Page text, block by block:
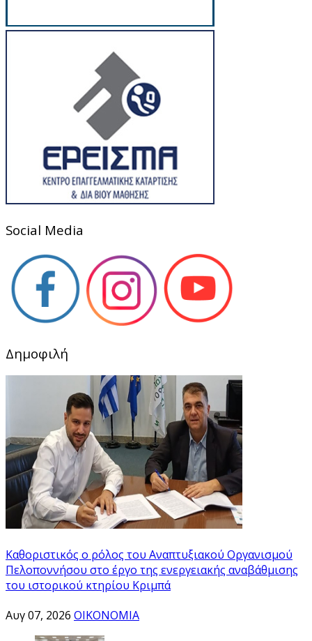
Social Media
Δημοφιλή
Καθοριστικός ο ρόλος του Αναπτυξιακού Οργανισμού
Πελοποννήσου στο έργο της ενεργειακής αναβάθμισης
του ιστορικού κτηρίου Κριμπά
Αυγ 07, 2026 ΟΙΚΟΝΟΜΙΑ